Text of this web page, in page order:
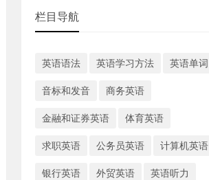
栏目导航
英语语法 英语学习方法 英语单词
音标和发音 商务英语
金融和证券英语 体育英语
求职英语 公务员英语 计算机英语
银行英语 外贸英语 英语听力